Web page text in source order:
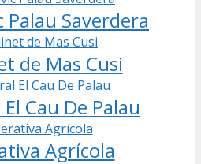
Palau Saverdera
de Mas Cusi
Cau De Palau
Agrícola